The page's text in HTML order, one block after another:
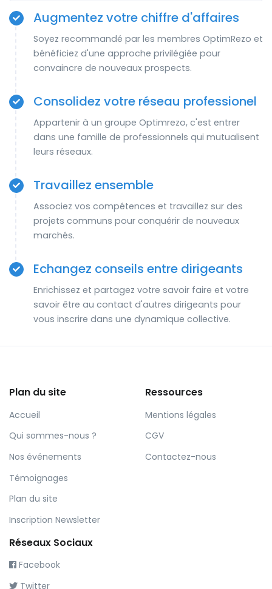
Augmentez votre chiffre d'affaires
Soyez recommandé par les membres OptimRezo et
bénéficiez d'une approche privilégiée pour
convaincre de nouveaux prospects.
Consolidez votre réseau professionel
Appartenir à un groupe Optimrezo, c'est entrer
dans une famille de professionnels qui mutualisent
leurs réseaux.
Travaillez ensemble
Associez vos compétences et travaillez sur des
projets communs pour conquérir de nouveaux
marchés.
Echangez conseils entre dirigeants
Enrichissez et partagez votre savoir faire et votre
savoir être au contact d'autres dirigeants pour
vous inscrire dans une dynamique collective.
Plan du site
Accueil
Qui sommes-nous ?
Nos événements
Témoignages
Plan du site
Inscription Newsletter
Ressources
Mentions légales
CGV
Contactez-nous
Réseaux Sociaux
Facebook
Twitter